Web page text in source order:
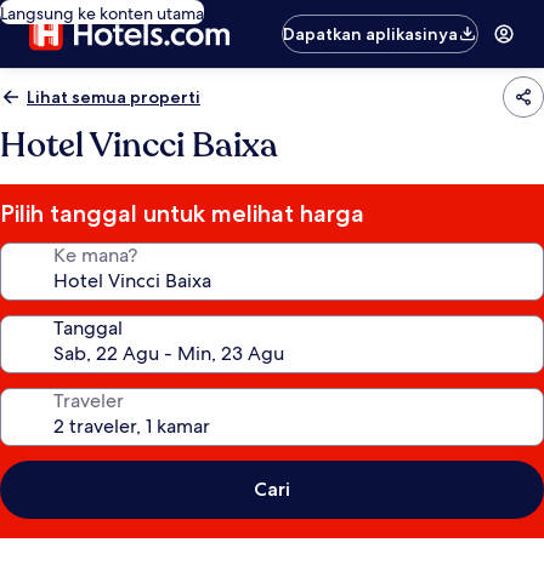
Langsung ke konten utama
Dapatkan aplikasinya
Lihat semua properti
Hotel Vincci Baixa
Pilih tanggal untuk melihat harga
Ke mana?
Tanggal
Traveler
Cari